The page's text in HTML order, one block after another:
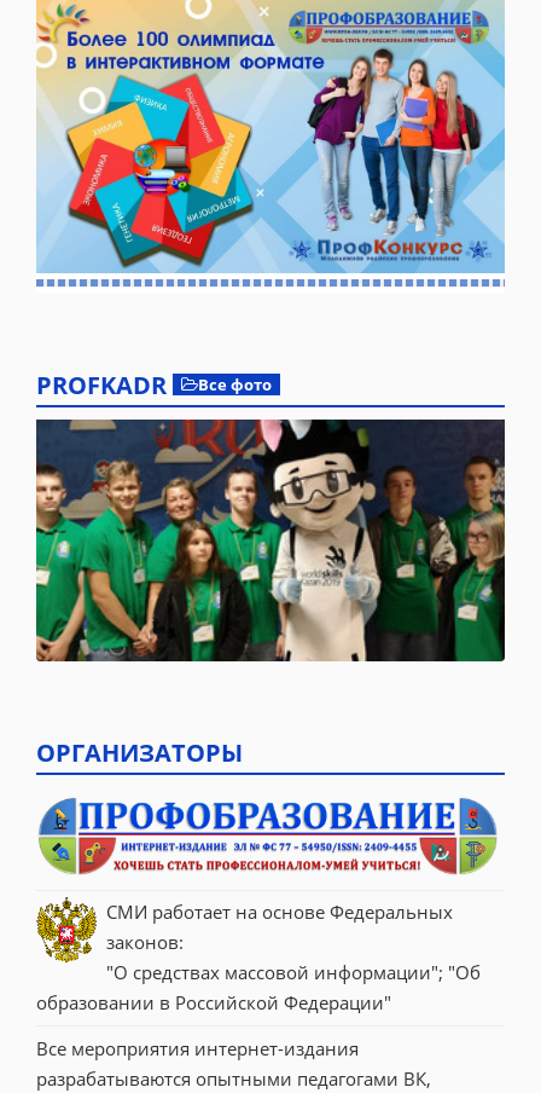
PROFKADR Все фото
ОРГАНИЗАТОРЫ
СМИ работает на основе Федеральных
законов:
"О средствах массовой информации"; "Об
образовании в Российской Федерации"
Все мероприятия интернет-издания
разрабатываются опытными педагогами ВК,